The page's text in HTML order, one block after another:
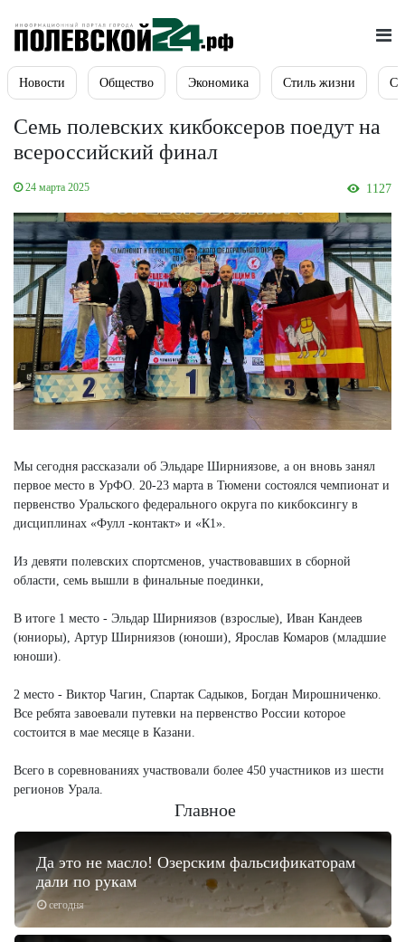
Новости Общество Экономика Стиль жизни
Семь полевских кикбоксеров поедут на
всероссийский финал
24 марта 2025 1127
Мы сегодня рассказали об Эльдаре Ширниязове, а он вновь занял
первое место в УрФО. 20-23 марта в Тюмени состоялся чемпионат и
первенство Уральского федерального округа по кикбоксингу в
дисциплинах «Фулл -контакт» и «К1».
Из девяти полевских спортсменов, участвовавших в сборной
области, семь вышли в финальные поединки,
В итоге 1 место - Эльдар Ширниязов (взрослые), Иван Кандеев
(юниоры), Артур Ширниязов (юноши), Ярослав Комаров (младшие
юноши).
2 место - Виктор Чагин, Спартак Садыков, Богдан Мирошниченко.
Все ребята завоевали путевки на первенство России которое
состоится в мае месяце в Казани.
Всего в соревнованиях участвовали более 450 участников из шести
регионов Урала.
Главное
сегодня
Да это не масло! Озерским фальсификаторам
дали по рукам